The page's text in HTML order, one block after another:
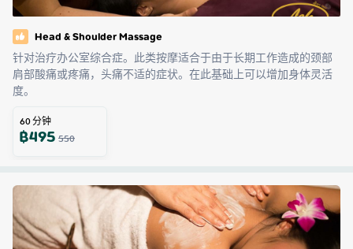
Head & Shoulder Massage
针对治疗办公室综合症。此类按摩适合于由于长期工作造成的颈部
肩部酸痛或疼痛，头痛不适的症状。在此基础上可以增加身体灵活
度。
60分钟
฿495550